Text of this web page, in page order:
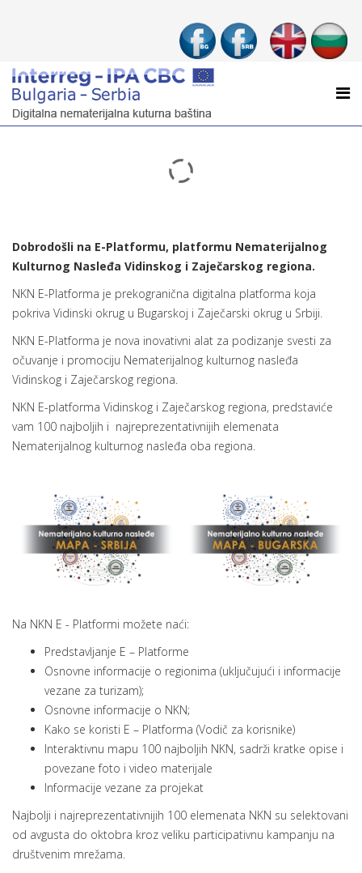
Dobrodošli na E-Platformu, platformu Nematerijalnog
Kulturnog Nasleđa Vidinskog i Zaječarskog regiona.
NKN E-Platforma je prekogranična digitalna platforma koja
pokriva Vidinski okrug u Bugarskoj i Zaječarski okrug u Srbiji.
NKN E-Platforma je nova inovativni alat za podizanje svesti za
očuvanje i promociju Nematerijalnog kulturnog nasleđa
Vidinskog i Zaječarskog regiona.
NKN E-platforma Vidinskog i Zaječarskog regiona, predstaviće
vam 100 najboljih i najreprezentativnijih elemenata
Nematerijalnog kulturnog nasleđa oba regiona.
Na NKN E - Platformi možete naći:
Predstavljanje E – Platforme
Osnovne informacije o regionima (uključujući i informacije
vezane za turizam);
Osnovne informacije o NKN;
Kako se koristi E – Platforma (Vodič za korisnike)
Interaktivnu mapu 100 najboljih NKN, sadrži kratke opise i
povezane foto i video materijale
Informacije vezane za projekat
Najbolji i najreprezentativnijih 100 elemenata NKN su selektovani
od avgusta do oktobra kroz veliku participativnu kampanju na
društvenim mrežama.